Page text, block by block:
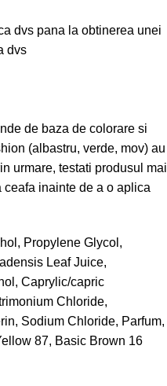
dvs pana la obtinerea unei
dvs
de baza de colorare si
(albastru, verde, mov) au
urmare, testati produsul mai
inainte de a o aplica
Propylene Glycol,
Leaf Juice,
Caprylic/capric
Chloride,
Sodium Chloride, Parfum,
87, Basic Brown 16